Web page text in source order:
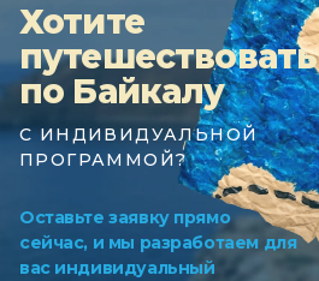
Хотите
путешествовать
по Байкалу
С ИНДИВИДУАЛЬНОЙ
ПРОГРАММОЙ?
Оставьте заявку прямо
сейчас, и мы разработаем для
вас индивидуальный